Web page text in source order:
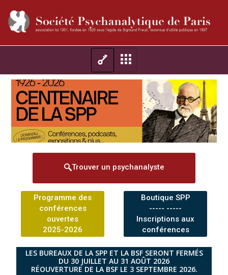
Trouver un psychanalyste
Programme des
conférences
ouvertes
2025-2026
Boutique SPP
----- -----
Inscriptions aux
conférences
LES BUREAUX DE LA SPP ET LA BSF SERONT FERMÉS
DU 30 JUILLET AU 31 AOÛT 2026
RÉOUVERTURE DE LA BSF LE 3 SEPTEMBRE 2026.